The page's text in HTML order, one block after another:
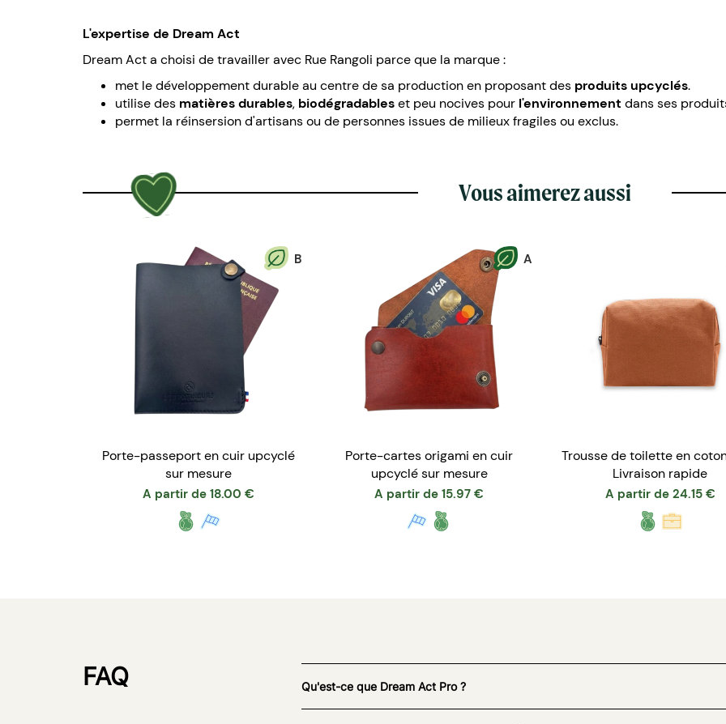
L'expertise de Dream Act
Dream Act a choisi de travailler avec Rue Rangoli parce que la marque :
met le développement durable au centre de sa production en proposant des produits upcyclés.
utilise des matières durables, biodégradableset peu nocives pour l'environnement dans ses
permet la réinsersion d'artisans ou de personnes issues de milieux fragiles ou exclus.
Vous aimerez aussi
B
Porte-passeport en cuir upcyclé
sur mesure
A partir de 18.00 €
A
Porte-cartes origami en cuir
upcyclé sur mesure
A partir de 15.97 €
Trousse de toilette en
Livraison rapide
A partir de 24.15 €
FAQ Qu'est-ce que Dream Act Pro ?